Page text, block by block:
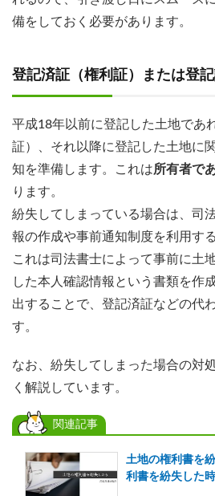
備をしておく必要があります。
登記済証（権利証）または登
平成18年以前に登記した土地であ
証）、それ以降に登記した土地に
知を準備します。これは所有者で
ります。
紛失してしまっている場合は、司
報の作成や事前通知制度を利用す
これは司法書士によって事前に土
した本人確認情報という書類を作
出することで、登記済証などの代
す。
なお、紛失してしまった場合の対
く解説しています。
関連記事
土地の権利書を
利書を紛失した